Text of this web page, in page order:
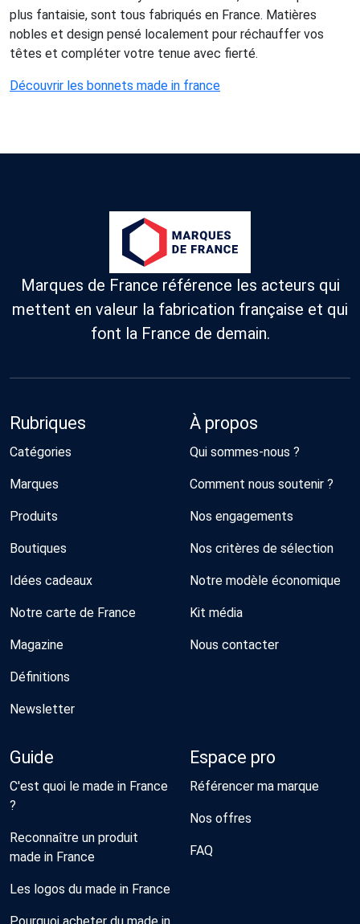
plus fantaisie, sont tous fabriqués en France. Matières
nobles et design pensé localement pour réchauffer vos
têtes et compléter votre tenue avec fierté.
Découvrir les bonnets made in france
Marques de France référence les acteurs qui
mettent en valeur la fabrication française et qui
font la France de demain.
Rubriques
Catégories
Marques
Produits
Boutiques
Idées cadeaux
Notre carte de France
Magazine
Définitions
Newsletter
À propos
Qui sommes-nous ?
Comment nous soutenir ?
Nos engagements
Nos critères de sélection
Notre modèle économique
Kit média
Nous contacter
Guide
C'est quoi le made in France
?
Reconnaître un produit
made in France
Les logos du made in France
Pourquoi acheter du made in
Espace pro
Référencer ma marque
Nos offres
FAQ